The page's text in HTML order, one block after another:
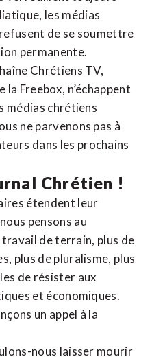
les médias
de se soumettre
permanente.
Chrétiens TV,
Freebox, n’échappent
médias chrétiens
ne parvenons pas à
dans les prochains
Chrétien !
étendent leur
pensons au
de terrain, plus de
plus de pluralisme, plus
de résister aux
et économiques.
un appel à la
nous laisser mourir